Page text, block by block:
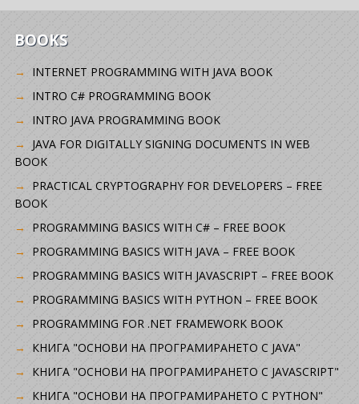
BOOKS
INTERNET PROGRAMMING WITH JAVA BOOK
INTRO C# PROGRAMMING BOOK
INTRO JAVA PROGRAMMING BOOK
JAVA FOR DIGITALLY SIGNING DOCUMENTS IN WEB
BOOK
PRACTICAL CRYPTOGRAPHY FOR DEVELOPERS – FREE
BOOK
PROGRAMMING BASICS WITH C# – FREE BOOK
PROGRAMMING BASICS WITH JAVA – FREE BOOK
PROGRAMMING BASICS WITH JAVASCRIPT – FREE BOOK
PROGRAMMING BASICS WITH PYTHON – FREE BOOK
PROGRAMMING FOR .NET FRAMEWORK BOOK
КНИГА "ОСНОВИ НА ПРОГРАМИРАНЕТО С JAVA"
КНИГА "ОСНОВИ НА ПРОГРАМИРАНЕТО С JAVASCRIPT"
КНИГА "ОСНОВИ НА ПРОГРАМИРАНЕТО С PYTHON"